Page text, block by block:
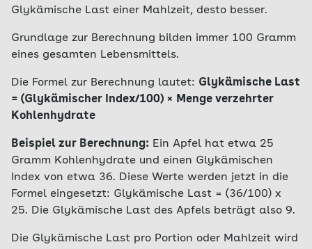
Glykämische Last einer Mahlzeit, desto besser.
Grundlage zur Berechnung bilden immer 100 Gramm
eines gesamten Lebensmittels.
Die Formel zur Berechnung lautet: Glykämische Last
= (Glykämischer Index/100) × Menge verzehrter
Kohlenhydrate
Beispiel zur Berechnung: Ein Apfel hat etwa 25
Gramm Kohlenhydrate und einen Glykämischen
Index von etwa 36. Diese Werte werden jetzt in die
Formel eingesetzt: Glykämische Last = (36/100) x
25. Die Glykämische Last des Apfels beträgt also 9.
Die Glykämische Last pro Portion oder Mahlzeit wird